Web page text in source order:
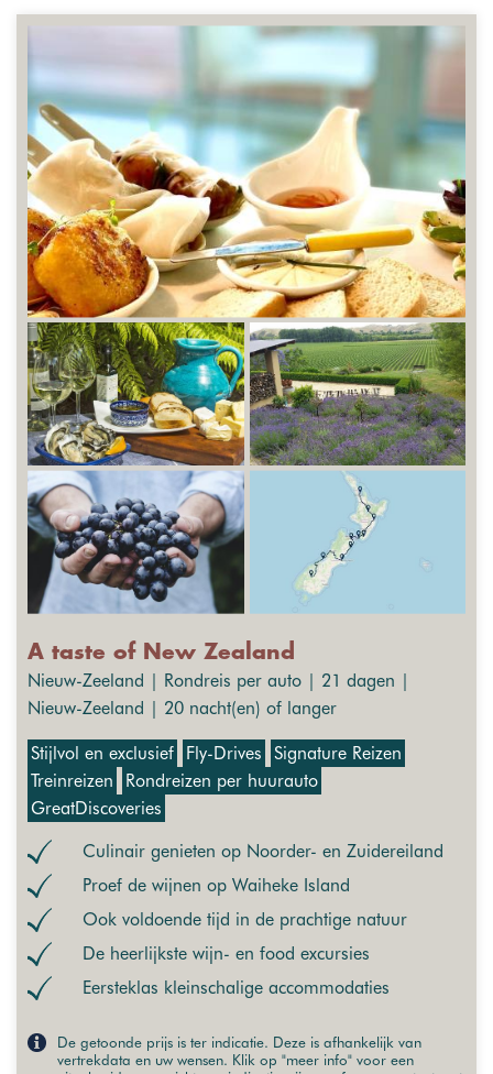
A taste of New Zealand
Nieuw-Zeeland | Rondreis per auto | 21 dagen |
Nieuw-Zeeland | 20 nacht(en) of langer
Stijlvol en exclusief Fly-Drives
Signature Reizen
Treinreizen
Rondreizen per huurauto
GreatDiscoveries
Culinair genieten op Noorder- en Zuidereiland
Proef de wijnen op Waiheke Island
Ook voldoende tijd in de prachtige natuur
De heerlijkste wijn- en food excursies
Eersteklas kleinschalige accommodaties
De getoonde prijs is ter indicatie. Deze is afhankelijk van
vertrekdata en uw wensen. Klik op "meer info" voor een